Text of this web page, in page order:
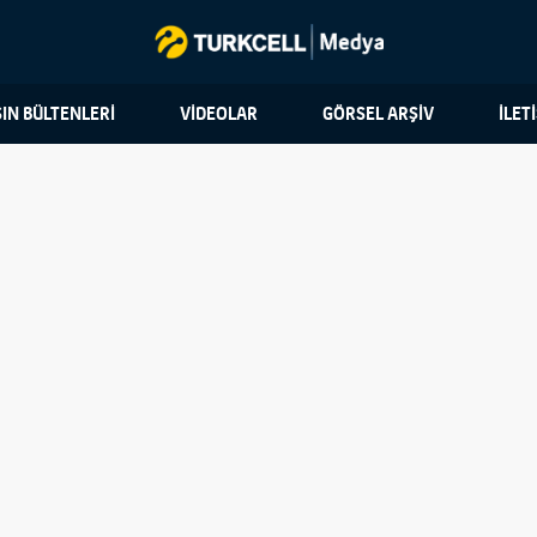
BÜLTENLERİ VİDEOLAR GÖRSEL ARŞİV